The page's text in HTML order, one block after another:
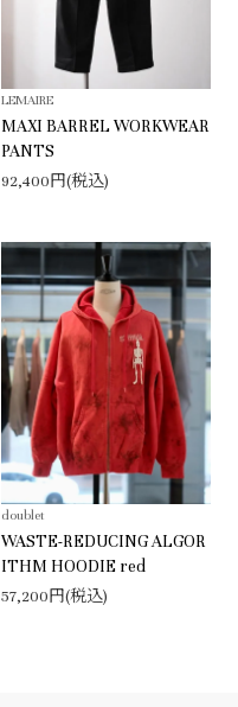
LEMAIRE
MAXI BARREL WORKWEAR
PANTS
92,400円(税込)
doublet
WASTE-REDUCING ALGOR
ITHM HOODIE red
57,200円(税込)